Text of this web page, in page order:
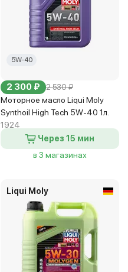
5W-40
2 300 ₽ 2 530 ₽
Моторное масло Liqui Moly
Synthoil High Tech 5W-40 1л.
1924
Через 15 мин
в 3 магазинах
Liqui Moly